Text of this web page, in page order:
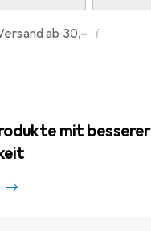
ab 30,– i
mit besserer